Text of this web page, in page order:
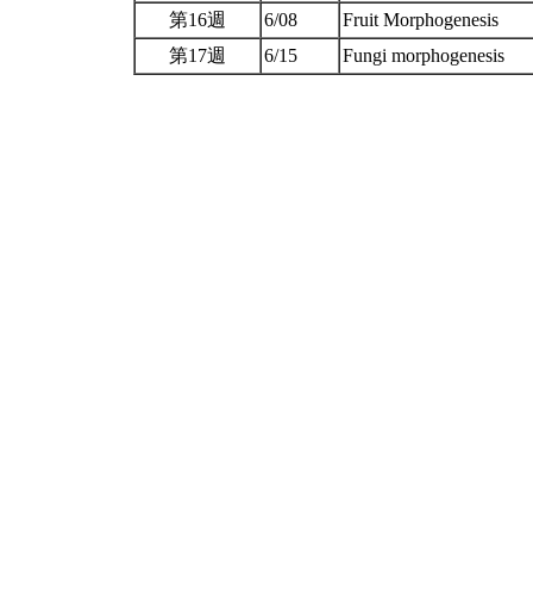
第16週 6/08
Fruit Morphogenesis
第17週
6/15 Fungi morphogenesis